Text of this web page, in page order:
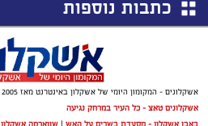
כתבות נוספות
אשקלונים - המקומון היומי של אשקלון באינטרנט מאז 2005
אשקלונים טאצ - כל העיר במרחק נגיעה